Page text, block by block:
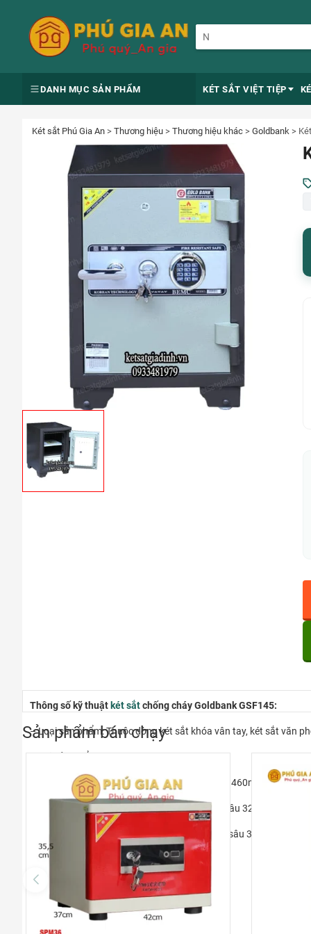
DANH MỤC SẢN PHẨM KÉT SẮT VIỆT TIỆP
Két sắt Phú Gia An > Thương hiệu > Thương hiệu khác > Goldbank >
Thông số kỹ thuật két sắtchống cháy Goldbank GSF145:
– Loại sản phẩm: Thuộc dòng két sắt khóa vân tay, két sắt văn
– Mã sản phẩm: GSF145
– Kích thước ngoài: cao 630 * ngang 440 * sâu 460mm
– Kích thước sử dụng: cao 300 * ngang 330 * sâu 320mm
– Kích thước ngăn kéo: cao 120 * ngang 330 * sâu 300mm
– Trọng lượng:125kg
– Kiểu dáng: Đứng, chân bánh xe
– Thương hiệu: Goldbank
Sản phẩm bán chạy